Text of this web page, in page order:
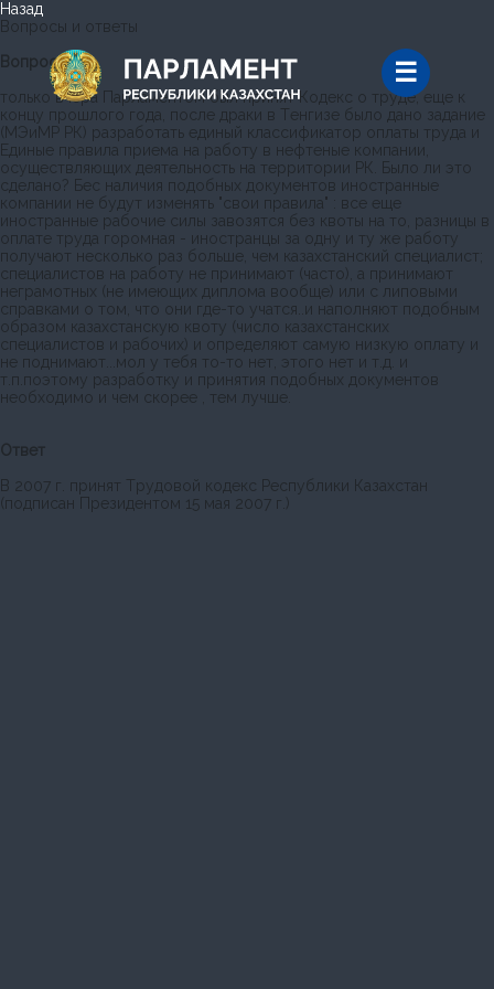
Назад
Вопросы и ответы
Вопрос
только вчера Парламентом был принят Кодекс о труде, еще к
концу прошлого года, после драки в Тенгизе было дано задание
(МЭиМР РК) разработать единый классификатор оплаты труда и
Единые правила приема на работу в нефтеные компании,
осуществляющих деятельность на территории РК. Было ли это
сделано? Бес наличия подобных документов иностранные
компании не будут изменять "свои правила" : все еще
иностранные рабочие силы завозятся без квоты на то, разницы в
оплате труда горомная - иностранцы за одну и ту же работу
получают несколько раз больше, чем казахстанский специалист;
специалистов на работу не принимают (часто), а принимают
неграмотных (не имеющих диплома вообще) или с липовыми
справками о том, что они где-то учатся..и наполняют подобным
образом казахстанскую квоту (число казахстанских
специалистов и рабочих) и определяют самую низкую оплату и
не поднимают...мол у тебя то-то нет, этого нет и т.д. и
т.п.поэтому разработку и принятия подобных документов
необходимо и чем скорее , тем лучше.
Ответ
В 2007 г. принят Трудовой кодекс Республики Казахстан
(подписан Президентом 15 мая 2007 г.)